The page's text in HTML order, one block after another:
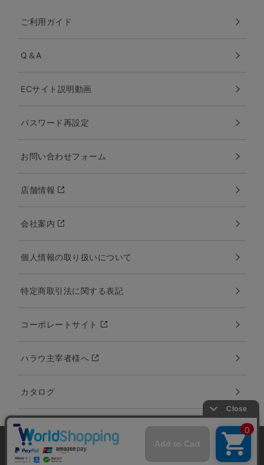
ご利用ガイド
Q＆A
ECサイト説明動画
パスワード再設定
お問い合わせフォーム
店舗情報
会社案内
個人情報の取り扱いについて
特定商取引法に関する表記
コーポレートサイト
ハラウ主宰者様へ
カタログ
当サイトではユーザーの利便性向上やサイト改
善のためにCookieを使用しています。 詳細につ
承諾する